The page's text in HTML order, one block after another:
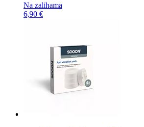
Na zalihama
6,90 €